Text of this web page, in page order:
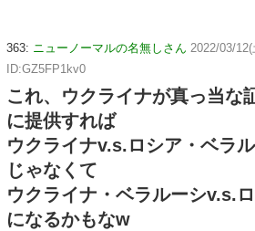
363: ニューノーマルの名無しさん 2022/03/
ID:GZ5FP1kv0
これ、ウクライナが真っ当な
に提供すれば
ウクライナv.s.ロシア・ベラ
じゃなくて
ウクライナ・ベラルーシv.s.
になるかもなw